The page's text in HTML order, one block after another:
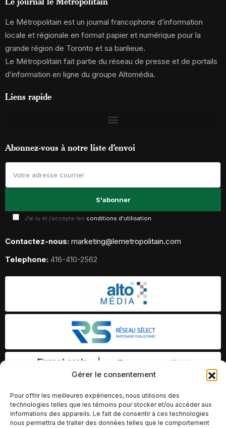
Gérer le consentement
Pour offrir les meilleures expériences, nous utilisons des
technologies telles que les témoins pour stocker et/ou accéder aux
informations des appareils. Le fait de consentir à ces technologies
nous permettra de traiter des données telles que le comportement
Le Métropolitain est un journal francophone d’information
locale et régionale en format papier et numérique pour la
grande région de Toronto et sa banlieue.
Le Métropolitain fait partie du réseau de presse et de portails
d’information en ligne du groupe Altomédia.
Liens rapide
Abonnez-vous à notre liste d’envoi
J'ai lu et j'accepte les conditions d'utilisation
Contactez-nous: marketing@lemetropolitain.com
Telephone: 416-410-2562